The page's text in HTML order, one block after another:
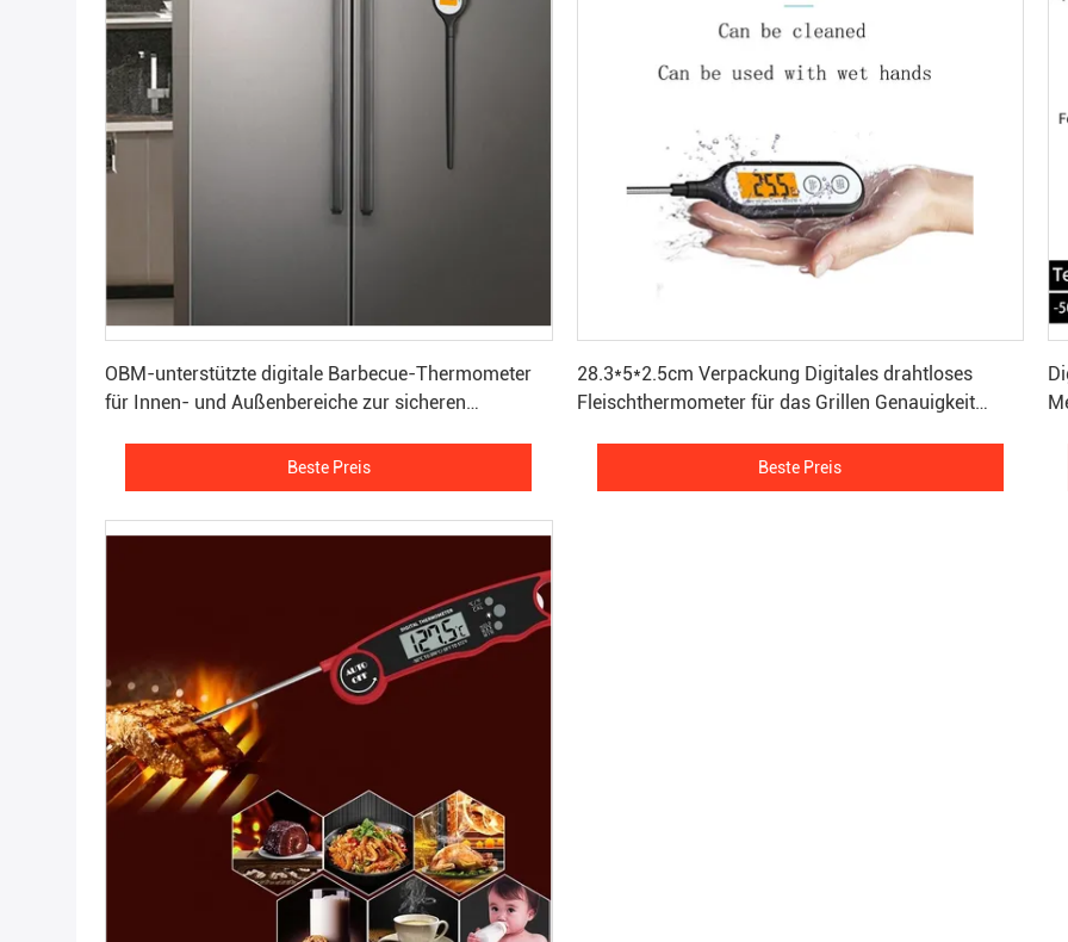
OBM-unterstützte digitale Barbecue-Thermometer
für Innen- und Außenbereiche zur sicheren
Beste Preis
28.3*5*2.5cm Verpackung Digitales drahtloses
Fleischthermometer für das Grillen Genauigkeit
Beste Preis